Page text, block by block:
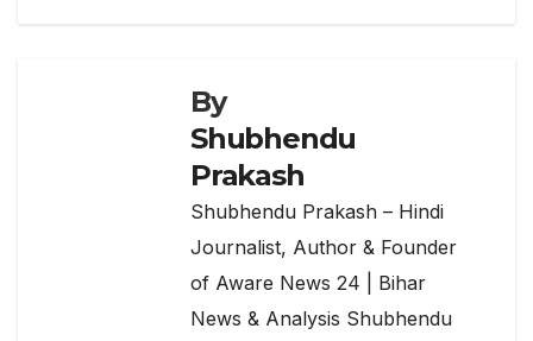
By
Shubhendu
Prakash
Shubhendu Prakash – Hindi
Journalist, Author & Founder
of Aware News 24 | Bihar
News & Analysis Shubhendu